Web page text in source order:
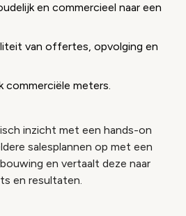
en commercieel naar een
van offertes, opvolging en
commerciële meters.
inzicht met een hands-on
salesplannen op met een
en vertaalt deze naar
en resultaten.